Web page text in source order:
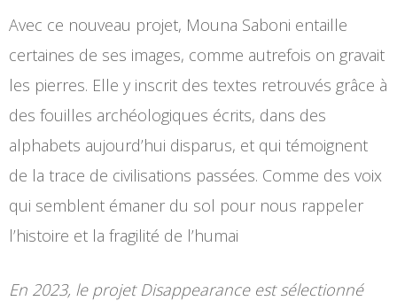
Avec ce nouveau projet, Mouna Saboni entaille
certaines de ses images, comme autrefois on gravait
les pierres. Elle y inscrit des textes retrouvés grâce à
des fouilles archéologiques écrits, dans des
alphabets aujourd’hui disparus, et qui témoignent
de la trace de civilisations passées. Comme des voix
qui semblent émaner du sol pour nous rappeler
l’histoire et la fragilité de l’humai
En 2023, le projet Disappearance est sélectionné